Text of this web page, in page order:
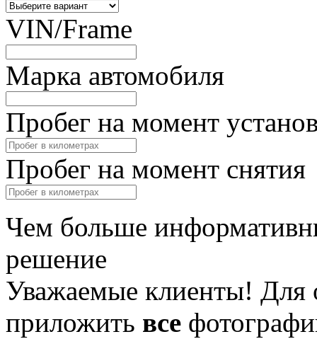
VIN/Frame
Марка автомобиля
Пробег на момент
Пробег на момент снятия
Чем больше
решение
Уважаемые клиенты! Для
приложить все